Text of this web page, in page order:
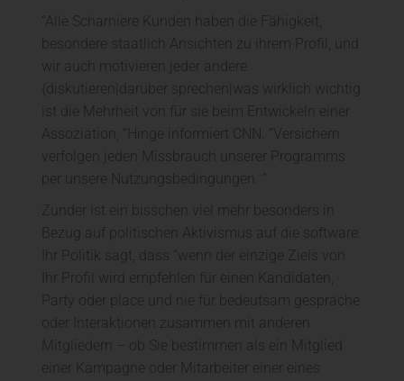
“Alle Scharniere Kunden haben die Fähigkeit,
besondere staatlich Ansichten zu ihrem Profil, und
wir auch motivieren jeder andere
{diskutieren|darüber sprechen|was wirklich wichtig
ist die Mehrheit von für sie beim Entwickeln einer
Assoziation, “Hinge informiert CNN. “Versichern
verfolgen jeden Missbrauch unserer Programms
per unsere Nutzungsbedingungen. ”
Zunder ist ein bisschen viel mehr besonders in
Bezug auf politischen Aktivismus auf die software.
Ihr Politik sagt, dass “wenn der einzige Ziels von
Ihr Profil wird empfehlen für einen Kandidaten,
Party oder place und nie für bedeutsam gespräche
oder Interaktionen zusammen mit anderen
Mitgliedern – ob Sie bestimmen als ein Mitglied
einer Kampagne oder Mitarbeiter einer eines